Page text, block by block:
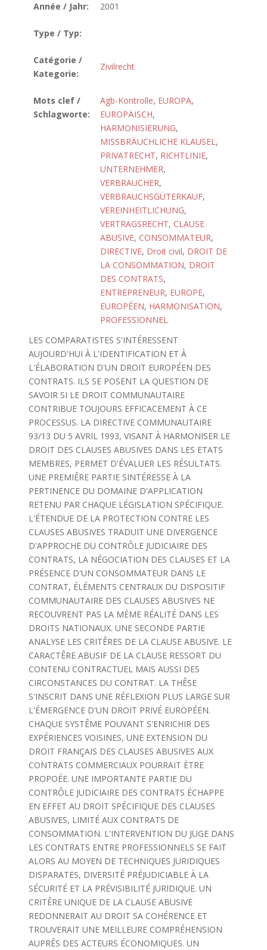
Année / Jahr: 2001
Type / Typ:
Catégorie /
Kategorie:
Zivilrecht
Mots clef /
Schlagworte:
Agb-Kontrolle, EUROPA,
EUROPÄISCH,
HARMONISIERUNG,
MISSBRÄUCHLICHE KLAUSEL,
PRIVATRECHT, RICHTLINIE,
UNTERNEHMER,
VERBRAUCHER,
VERBRAUCHSGÜTERKAUF,
VEREINHEITLICHUNG,
VERTRAGSRECHT, CLAUSE
ABUSIVE, CONSOMMATEUR,
DIRECTIVE, Droit civil, DROIT DE
LA CONSOMMATION, DROIT
DES CONTRATS,
ENTREPRENEUR, EUROPE,
EUROPÉEN, HARMONISATION,
PROFESSIONNEL
LES COMPARATISTES S'INTÉRESSENT
AUJOURD'HUI À L'IDENTIFICATION ET À
L'ÉLABORATION D'UN DROIT EUROPÉEN DES
CONTRATS. ILS SE POSENT LA QUESTION DE
SAVOIR SI LE DROIT COMMUNAUTAIRE
CONTRIBUE TOUJOURS EFFICACEMENT À CE
PROCESSUS. LA DIRECTIVE COMMUNAUTAIRE
93/13 DU 5 AVRIL 1993, VISANT À HARMONISER LE
DROIT DES CLAUSES ABUSIVES DANS LES ETATS
MEMBRES, PERMET D'ÉVALUER LES RÉSULTATS.
UNE PREMIÊRE PARTIE SINTÉRESSE À LA
PERTINENCE DU DOMAINE D'APPLICATION
RETENU PAR CHAQUE LÉGISLATION SPÉCIFIQUE.
L'ÉTENDUE DE LA PROTECTION CONTRE LES
CLAUSES ABUSIVES TRADUIT UNE DIVERGENCE
D'APPROCHE DU CONTRÔLE JUDICIAIRE DES
CONTRATS, LA NÉGOCIATION DES CLAUSES ET LA
PRÉSENCE D'UN CONSOMMATEUR DANS LE
CONTRAT, ÉLÉMENTS CENTRAUX DU DISPOSITIF
COMMUNAUTAIRE DES CLAUSES ABUSIVES NE
RECOUVRENT PAS LA MÈME RÉALITÉ DANS LES
DROITS NATIONAUX. UNE SECONDE PARTIE
ANALYSE LES CRITÊRES DE LA CLAUSE ABUSIVE. LE
CARACTÊRE ABUSIF DE LA CLAUSE RESSORT DU
CONTENU CONTRACTUEL MAIS AUSSI DES
CIRCONSTANCES DU CONTRAT. LA THÊSE
S'INSCRIT DANS UNE RÉFLEXION PLUS LARGE SUR
L'ÉMERGENCE D'UN DROIT PRIVÉ EUROPÉEN.
CHAQUE SYSTÊME POUVANT S'ENRICHIR DES
EXPÉRIENCES VOISINES, UNE EXTENSION DU
DROIT FRANÇAIS DES CLAUSES ABUSIVES AUX
CONTRATS COMMERCIAUX POURRAIT ÈTRE
PROPOÉE. UNE IMPORTANTE PARTIE DU
CONTRÔLE JUDICIAIRE DES CONTRATS ÉCHAPPE
EN EFFET AU DROIT SPÉCIFIQUE DES CLAUSES
ABUSIVES, LIMITÉ AUX CONTRATS DE
CONSOMMATION. L'INTERVENTION DU JUGE DANS
LES CONTRATS ENTRE PROFESSIONNELS SE FAIT
ALORS AU MOYEN DE TECHNIQUES JURIDIQUES
DISPARATES, DIVERSITÉ PRÉJUDICIABLE À LA
SÉCURITÉ ET LA PRÉVISIBILITÉ JURIDIQUE. UN
CRITÊRE UNIQUE DE LA CLAUSE ABUSIVE
REDONNERAIT AU DROIT SA COHÉRENCE ET
TROUVERAIT UNE MEILLEURE COMPRÉHENSION
AUPRÊS DES ACTEURS ÉCONOMIQUES. UN